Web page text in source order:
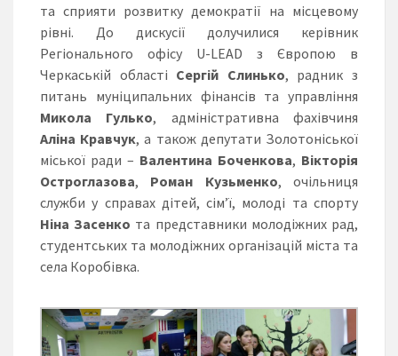
та сприяти розвитку демократії на місцевому
рівні. До дискусії долучилися керівник
Регіонального офісу U-LEAD з Європою в
Черкаській області Сергій Слинько, радник з
питань муніципальних фінансів та управління
Микола Гулько, адміністративна фахівчиня
Аліна Кравчук, а також депутати Золотоніської
міської ради – Валентина Боченкова, Вікторія
Остроглазова, Роман Кузьменко, очільниця
служби у справах дітей, сім’ї, молоді та спорту
Ніна Засенко та представники молодіжних рад,
студентських та молодіжних організацій міста та
села Коробівка.